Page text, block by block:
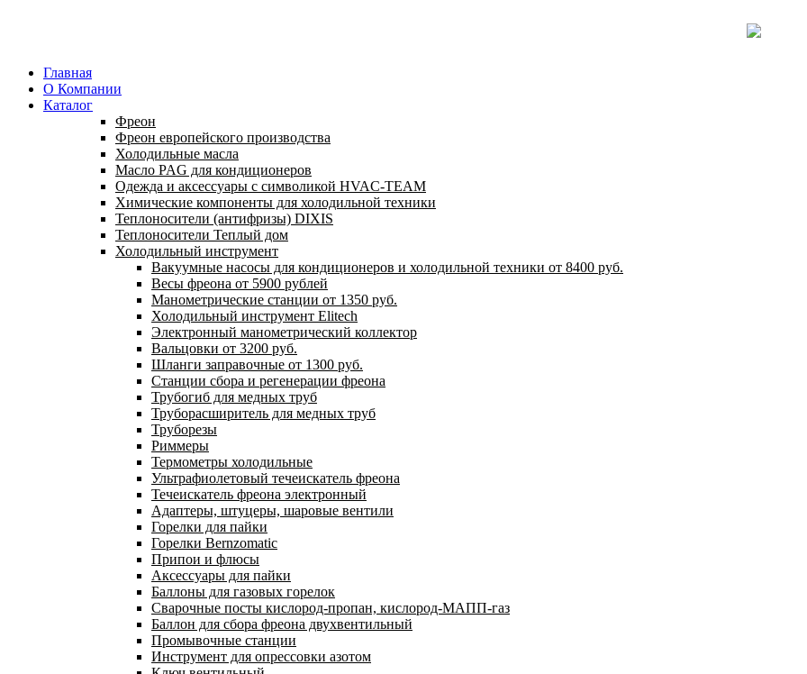
Главная
О Компании
Каталог
Фреон
Фреон европейского производства
Холодильные масла
Масло PAG для кондиционеров
Одежда и аксессуары с символикой HVAC-TEAM
Химические компоненты для холодильной техники
Теплоносители (антифризы) DIXIS
Теплоносители Теплый дом
Холодильный инструмент
Вакуумные насосы для кондиционеров и холодильной техники от 8400 руб.
Весы фреона от 5900 рублей
Манометрические станции от 1350 руб.
Холодильный инструмент Elitech
Электронный манометрический коллектор
Вальцовки от 3200 руб.
Шланги заправочные от 1300 руб.
Станции сбора и регенерации фреона
Трубогиб для медных труб
Труборасширитель для медных труб
Труборезы
Риммеры
Термометры холодильные
Ультрафиолетовый течеискатель фреона
Течеискатель фреона электронный
Адаптеры, штуцеры, шаровые вентили
Горелки для пайки
Горелки Bernzomatic
Припои и флюсы
Аксессуары для пайки
Баллоны для газовых горелок
Сварочные посты кислород-пропан, кислород-МАПП-газ
Баллон для сбора фреона двухвентильный
Промывочные станции
Инструмент для опрессовки азотом